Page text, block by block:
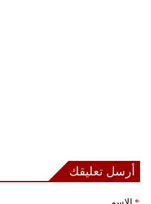
أرسل تعليقك
الإسم *